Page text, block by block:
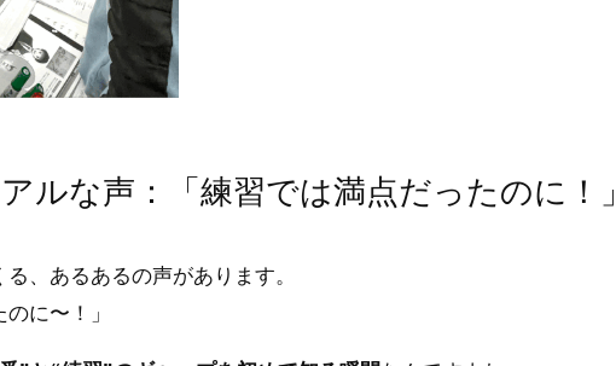
ルな声：「練習では満点だったのに！」
、あるあるの声があります。
に〜！」